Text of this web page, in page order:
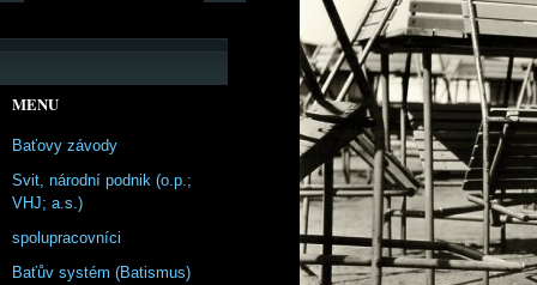
MENU
Baťovy závody
Svit, národní podnik (o.p.;
VHJ; a.s.)
spolupracovníci
Baťův systém (Batismus)